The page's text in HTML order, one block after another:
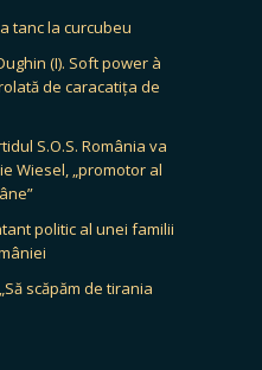
tanc la curcubeu
(I). Soft power à
de caracatița de
S.O.S. România va
Wiesel, „promotor al
politic al unei familii
„Să scăpăm de tirania